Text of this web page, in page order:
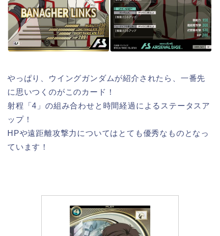
やっぱり、ウイングガンダムが紹介されたら、一番先
に思いつくのがこのカード！
射程「4」の組み合わせと時間経過によるステータスア
ップ！
HPや遠距離攻撃力についてはとても優秀なものとなっ
ています！